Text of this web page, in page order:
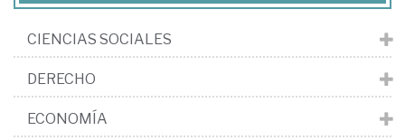
CIENCIAS SOCIALES
DERECHO
ECONOMÍA